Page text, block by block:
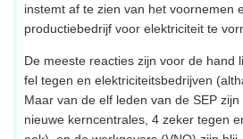
instemt af te zien van het voornemen
productiebedrijf voor elektriciteit te
De meeste reacties zijn voor de hand
fel tegen en elektriciteitsbedrijven
Maar van de elf leden van de SEP
nieuwe kerncentrales, 4 zeker tegen